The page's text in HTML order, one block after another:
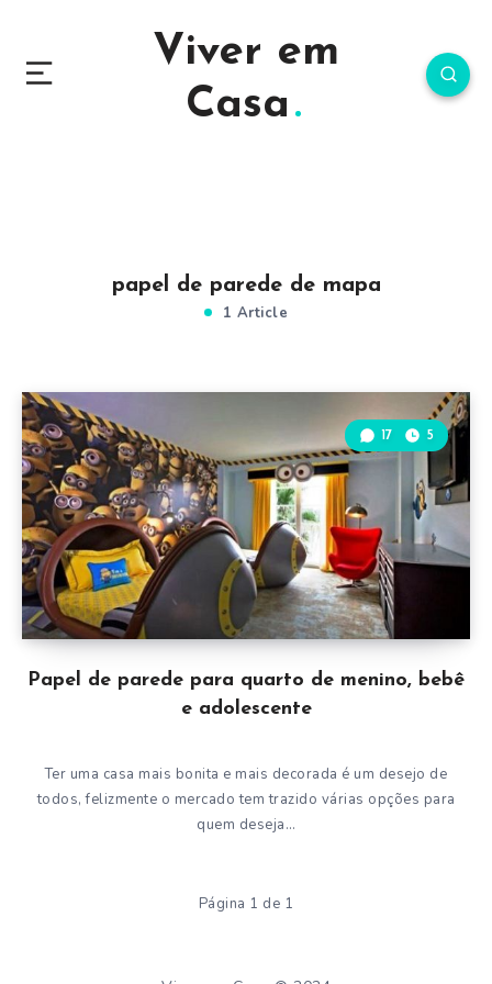
Viver em
Casa
papel de parede de mapa
1 Article
Papel de parede para quarto de menino, bebê
e adolescente
17 5
Ter uma casa mais bonita e mais decorada é um desejo de
todos, felizmente o mercado tem trazido várias opções para
quem deseja…
Página 1 de 1